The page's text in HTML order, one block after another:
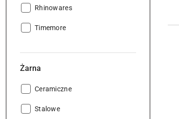
Producent:
Rhinowares
Producent:
Timemore
Żarna
Żarna:
Ceramiczne
Żarna:
Stalowe